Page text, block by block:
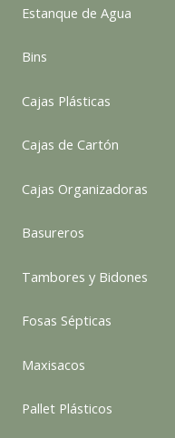
Estanque de Agua
Bins
Cajas Plásticas
Cajas de Cartón
Cajas Organizadoras
Basureros
Tambores y Bidones
Fosas Sépticas
Maxisacos
Pallet Plásticos